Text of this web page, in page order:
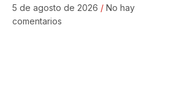
5 de agosto de 2026 No hay
comentarios